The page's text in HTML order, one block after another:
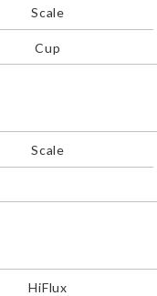
Scale
Cup
Scale
HiFlux